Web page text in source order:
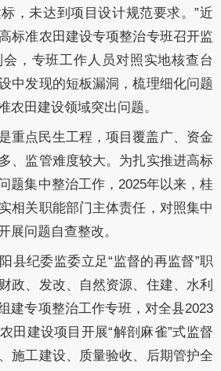
，未达到项目设计规范要求。”近
标准农田建设专项整治专班召开监
，专班工作人员对照实地核查台
中发现的短板漏洞，梳理细化问题
农田建设领域突出问题。
重点民生工程，项目覆盖广、资金
、监管难度较大。为扎实推进高标
题集中整治工作，2025年以来，桂
相关职能部门主体责任，对照集中
展问题自查整改。
县纪委监委立足“监督的再监督”职
政、发改、自然资源、住建、水利
建专项整治工作专班，对全县2023
田建设项目开展“解剖麻雀”式监督
施工建设、质量验收、后期管护全